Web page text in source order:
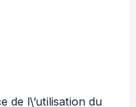
de l\’utilisation du